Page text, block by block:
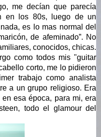
me decían que parecía
en los 80s, luego de un
es lo mas normal del
de afeminado”. No
conocidos, chicas.
como todos mis "guitar
corto, me lo pidieron
trabajo como analista
a un grupo religioso. Era
esa época, para mi, era
todo el glamour del